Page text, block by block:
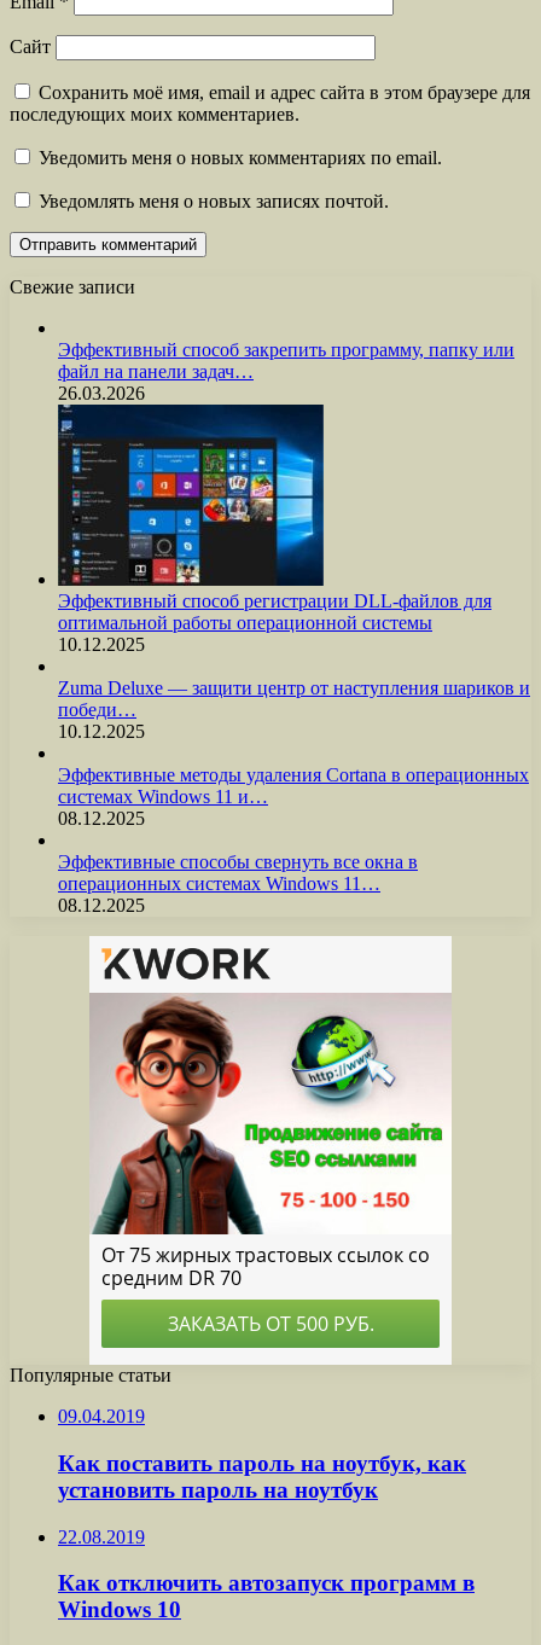
Сайт
Сохранить моё имя, email и адрес сайта в этом браузере для
последующих моих комментариев.
Уведомить меня о новых комментариях по email.
Уведомлять меня о новых записях почтой.
Свежие записи
Эффективный способ закрепить программу, папку или
файл на панели задач…
26.03.2026
Эффективный способ регистрации DLL-файлов для
оптимальной работы операционной системы
10.12.2025
Zuma Deluxe — защити центр от наступления шариков и
победи…
10.12.2025
Эффективные методы удаления Cortana в операционных
системах Windows 11 и…
08.12.2025
Эффективные способы свернуть все окна в
операционных системах Windows 11…
08.12.2025
Популярные статьи
09.04.2019
Как поставить пароль на ноутбук, как
установить пароль на ноутбук
22.08.2019
Как отключить автозапуск программ в
Windows 10